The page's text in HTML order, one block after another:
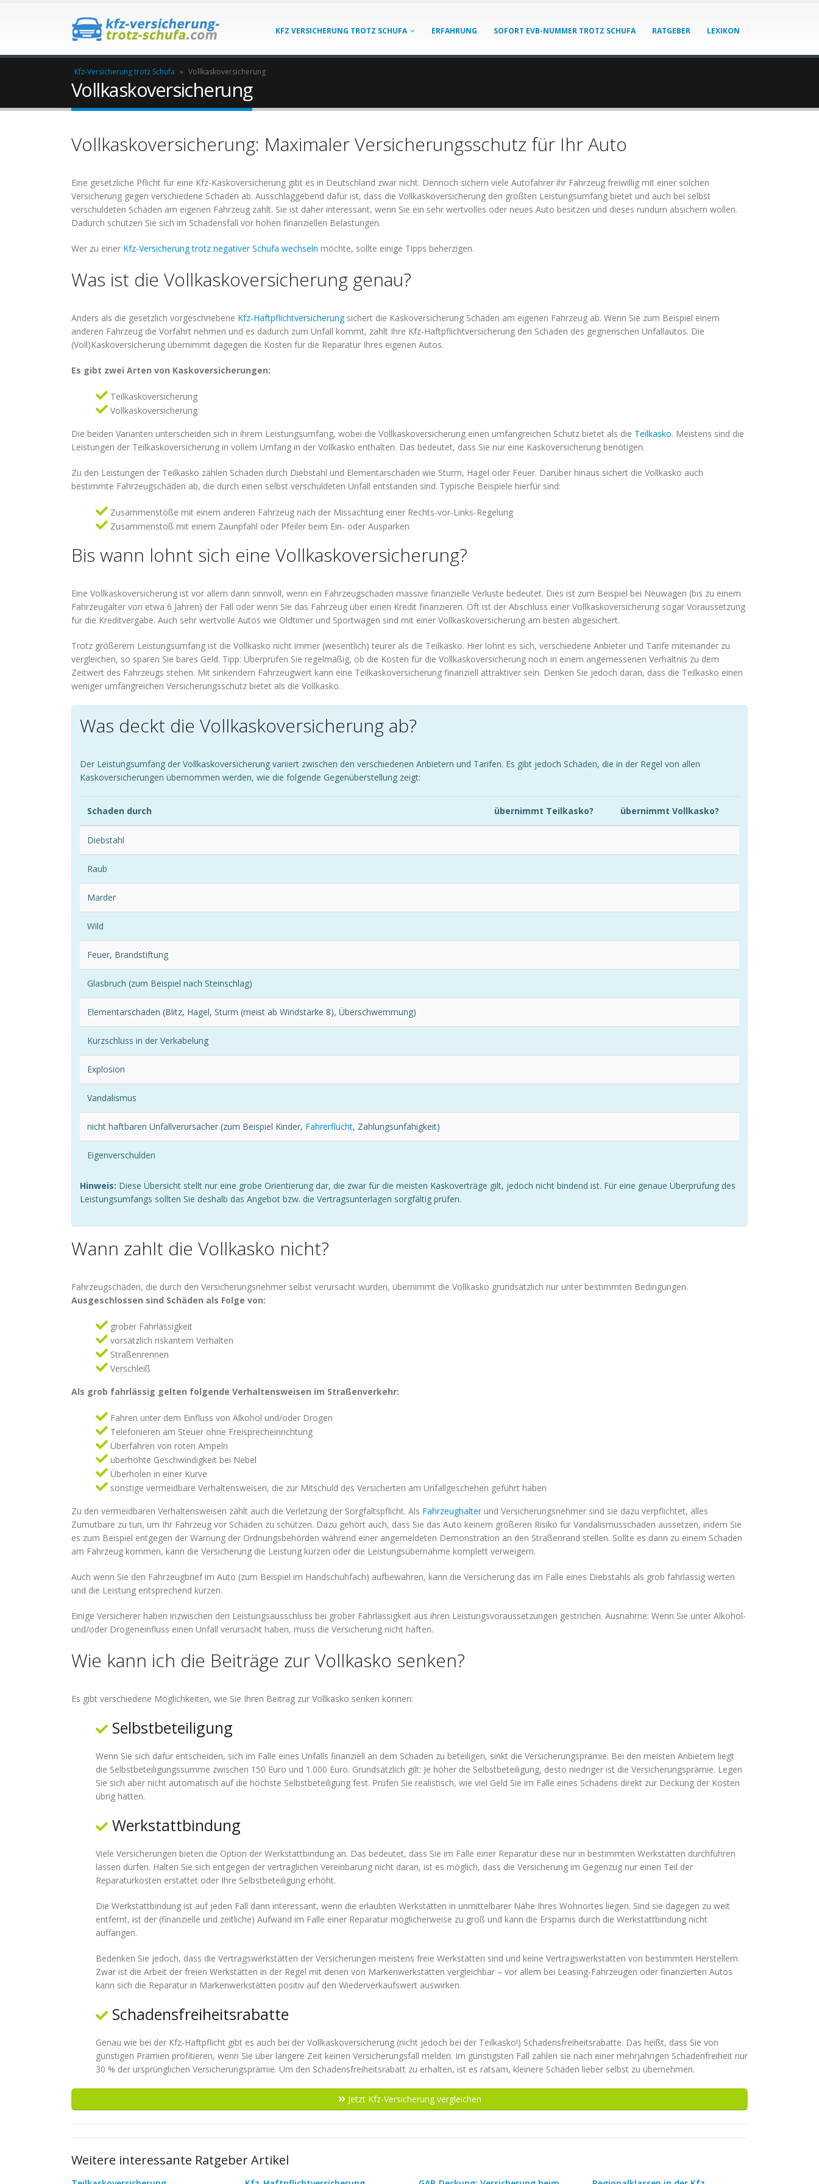
KFZ VERSICHERUNG TROTZ SCHUFA ERFAHRUNG SOFORT EVB-NUMMER TROTZ SCHUFA RATGEBER LEXIKON
Kfz-Versicherung trotz Schufa » Vollkaskoversicherung
Vollkaskoversicherung
Vollkaskoversicherung: Maximaler Versicherungsschutz für Ihr Auto
Eine gesetzliche Pflicht für eine Kfz-Kaskoversicherung gibt es in Deutschland zwar nicht. Dennoch sichern viele Autofahrer ihr Fahrzeug freiwillig mit einer solchen
Versicherung gegen verschiedene Schäden ab. Ausschlaggebend dafür ist, dass die Vollkaskoversicherung den größten Leistungsumfang bietet und auch bei selbst
verschuldeten Schäden am eigenen Fahrzeug zahlt. Sie ist daher interessant, wenn Sie ein sehr wertvolles oder neues Auto besitzen und dieses rundum absichern wollen.
Dadurch schützen Sie sich im Schadensfall vor hohen finanziellen Belastungen.
Wer zu einer Kfz-Versicherung trotz negativer Schufa wechseln möchte, sollte einige Tipps beherzigen.
Was ist die Vollkaskoversicherung genau?
Anders als die gesetzlich vorgeschriebene Kfz-Haftpflichtversicherungsichert die Kaskoversicherung Schäden am eigenen Fahrzeug ab. Wenn Sie zum Beispiel einem
anderen Fahrzeug die Vorfahrt nehmen und es dadurch zum Unfall kommt, zahlt Ihre Kfz-Haftpflichtversicherung den Schaden des gegnerischen Unfallautos. Die
(Voll)Kaskoversicherung übernimmt dagegen die Kosten für die Reparatur Ihres eigenen Autos.
Es gibt zwei Arten von Kaskoversicherungen:
Teilkaskoversicherung
Vollkaskoversicherung
Die beiden Varianten unterscheiden sich in ihrem Leistungsumfang, wobei die Vollkaskoversicherung einen umfangreichen Schutz bietet als die Teilkasko. Meistens sind die
Leistungen der Teilkaskoversicherung in vollem Umfang in der Vollkasko enthalten. Das bedeutet, dass Sie nur eine Kaskoversicherung benötigen.
Zu den Leistungen der Teilkasko zählen Schäden durch Diebstahl und Elementarschäden wie Sturm, Hagel oder Feuer. Darüber hinaus sichert die Vollkasko auch
bestimmte Fahrzeugschäden ab, die durch einen selbst verschuldeten Unfall entstanden sind. Typische Beispiele hierfür sind:
Zusammenstöße mit einem anderen Fahrzeug nach der Missachtung einer Rechts-vor-Links-Regelung
Zusammenstoß mit einem Zaunpfahl oder Pfeiler beim Ein- oder Ausparken
Bis wann lohnt sich eine Vollkaskoversicherung?
Eine Vollkaskoversicherung ist vor allem dann sinnvoll, wenn ein Fahrzeugschaden massive finanzielle Verluste bedeutet. Dies ist zum Beispiel bei Neuwagen (bis zu einem
Fahrzeugalter von etwa 6 Jahren) der Fall oder wenn Sie das Fahrzeug über einen Kredit finanzieren. Oft ist der Abschluss einer Vollkaskoversicherung sogar Voraussetzung
für die Kreditvergabe. Auch sehr wertvolle Autos wie Oldtimer und Sportwagen sind mit einer Vollkaskoversicherung am besten abgesichert.
Trotz größerem Leistungsumfang ist die Vollkasko nicht immer (wesentlich) teurer als die Teilkasko. Hier lohnt es sich, verschiedene Anbieter und Tarife miteinander zu
vergleichen, so sparen Sie bares Geld. Tipp: Überprüfen Sie regelmäßig, ob die Kosten für die Vollkaskoversicherung noch in einem angemessenen Verhältnis zu dem
Zeitwert des Fahrzeugs stehen. Mit sinkendem Fahrzeugwert kann eine Teilkaskoversicherung finanziell attraktiver sein. Denken Sie jedoch daran, dass die Teilkasko einen
weniger umfangreichen Versicherungsschutz bietet als die Vollkasko.
Was deckt die Vollkaskoversicherung ab?
Der Leistungsumfang der Vollkaskoversicherung variiert zwischen den verschiedenen Anbietern und Tarifen. Es gibt jedoch Schäden, die in der Regel von allen
Kaskoversicherungen übernommen werden, wie die folgende Gegenüberstellung zeigt:
Schaden durch übernimmt Teilkasko? übernimmt Vollkasko?
Diebstahl
Raub
Marder
Wild
Feuer, Brandstiftung
Glasbruch (zum Beispiel nach Steinschlag)
Elementarschäden (Blitz, Hagel, Sturm (meist ab Windstärke 8), Überschwemmung)
Kurzschluss in der Verkabelung
Explosion
Vandalismus
nicht haftbaren Unfallverursacher (zum Beispiel Kinder, Fahrerflucht, Zahlungsunfähigkeit)
Eigenverschulden
Hinweis: Diese Übersicht stellt nur eine grobe Orientierung dar, die zwar für die meisten Kaskoverträge gilt, jedoch nicht bindend ist. Für eine genaue Überprüfung des
Leistungsumfangs sollten Sie deshalb das Angebot bzw. die Vertragsunterlagen sorgfältig prüfen.
Wann zahlt die Vollkasko nicht?
Fahrzeugschäden, die durch den Versicherungsnehmer selbst verursacht wurden, übernimmt die Vollkasko grundsätzlich nur unter bestimmten Bedingungen.
Ausgeschlossen sind Schäden als Folge von:
grober Fahrlässigkeit
vorsätzlich riskantem Verhalten
Straßenrennen
Verschleiß
Als grob fahrlässig gelten folgende Verhaltensweisen im Straßenverkehr:
Fahren unter dem Einfluss von Alkohol und/oder Drogen
Telefonieren am Steuer ohne Freisprecheinrichtung
Überfahren von roten Ampeln
überhöhte Geschwindigkeit bei Nebel
Überholen in einer Kurve
sonstige vermeidbare Verhaltensweisen, die zur Mitschuld des Versicherten am Unfallgeschehen geführt haben
Zu den vermeidbaren Verhaltensweisen zählt auch die Verletzung der Sorgfaltspflicht. Als Fahrzeughalterund Versicherungsnehmer sind sie dazu verpflichtet, alles
Zumutbare zu tun, um Ihr Fahrzeug vor Schäden zu schützen. Dazu gehört auch, dass Sie das Auto keinem größeren Risiko für Vandalismusschäden aussetzen, indem Sie
es zum Beispiel entgegen der Warnung der Ordnungsbehörden während einer angemeldeten Demonstration an den Straßenrand stellen. Sollte es dann zu einem Schaden
am Fahrzeug kommen, kann die Versicherung die Leistung kürzen oder die Leistungsübernahme komplett verweigern.
Auch wenn Sie den Fahrzeugbrief im Auto (zum Beispiel im Handschuhfach) aufbewahren, kann die Versicherung das im Falle eines Diebstahls als grob fahrlässig werten
und die Leistung entsprechend kürzen.
Einige Versicherer haben inzwischen den Leistungsausschluss bei grober Fahrlässigkeit aus ihren Leistungsvoraussetzungen gestrichen. Ausnahme: Wenn Sie unter Alkohol-
und/oder Drogeneinfluss einen Unfall verursacht haben, muss die Versicherung nicht haften.
Wie kann ich die Beiträge zur Vollkasko senken?
Es gibt verschiedene Möglichkeiten, wie Sie Ihren Beitrag zur Vollkasko senken können:
Selbstbeteiligung
Wenn Sie sich dafür entscheiden, sich im Falle eines Unfalls finanziell an dem Schaden zu beteiligen, sinkt die Versicherungsprämie. Bei den meisten Anbietern liegt
die Selbstbeteiligungssumme zwischen 150 Euro und 1.000 Euro. Grundsätzlich gilt: Je höher die Selbstbeteiligung, desto niedriger ist die Versicherungsprämie. Legen
Sie sich aber nicht automatisch auf die höchste Selbstbeteiligung fest. Prüfen Sie realistisch, wie viel Geld Sie im Falle eines Schadens direkt zur Deckung der Kosten
übrig hätten.
Werkstattbindung
Viele Versicherungen bieten die Option der Werkstattbindung an. Das bedeutet, dass Sie im Falle einer Reparatur diese nur in bestimmten Werkstätten durchführen
lassen dürfen. Halten Sie sich entgegen der vertraglichen Vereinbarung nicht daran, ist es möglich, dass die Versicherung im Gegenzug nur einen Teil der
Reparaturkosten erstattet oder Ihre Selbstbeteiligung erhöht.
Die Werkstattbindung ist auf jeden Fall dann interessant, wenn die erlaubten Werkstätten in unmittelbarer Nähe Ihres Wohnortes liegen. Sind sie dagegen zu weit
entfernt, ist der (finanzielle und zeitliche) Aufwand im Falle einer Reparatur möglicherweise zu groß und kann die Ersparnis durch die Werkstattbindung nicht
auffangen.
Bedenken Sie jedoch, dass die Vertragswerkstätten der Versicherungen meistens freie Werkstätten sind und keine Vertragswerkstätten von bestimmten Herstellern.
Zwar ist die Arbeit der freien Werkstätten in der Regel mit denen von Markenwerkstätten vergleichbar – vor allem bei Leasing-Fahrzeugen oder finanzierten Autos
kann sich die Reparatur in Markenwerkstätten positiv auf den Wiederverkaufswert auswirken.
Schadensfreiheitsrabatte
Genau wie bei der Kfz-Haftpflicht gibt es auch bei der Vollkaskoversicherung (nicht jedoch bei der Teilkasko!) Schadensfreiheitsrabatte. Das heißt, dass Sie von
günstigen Prämien profitieren, wenn Sie über längere Zeit keinen Versicherungsfall melden. Im günstigsten Fall zahlen sie nach einer mehrjährigen Schadenfreiheit nur
30 % der ursprünglichen Versicherungsprämie. Um den Schadensfreiheitsrabatt zu erhalten, ist es ratsam, kleinere Schäden lieber selbst zu übernehmen.
Jetzt Kfz-Versicherung vergleichen
Weitere interessante Ratgeber Artikel